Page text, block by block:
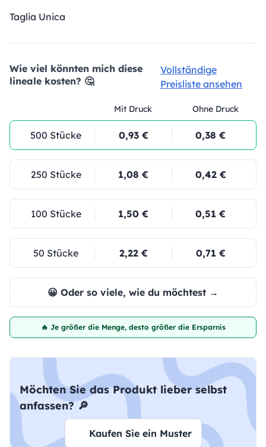
Taglia Unica
Wie viel könnten mich diese
lineale kosten? 🤔
Vollständige
Preisliste ansehen
Mit Druck Ohne Druck
500 Stücke 0,93 € 0,38 €
250 Stücke 1,08 € 0,42 €
100 Stücke 1,50 € 0,51 €
50 Stücke 2,22 € 0,71 €
😀 Oder so viele, wie du möchtest →
🔥 Je größer die Menge, desto größer die Ersparnis
Möchten Sie das Produkt lieber selbst
anfassen? 🔎
Kaufen Sie ein Muster